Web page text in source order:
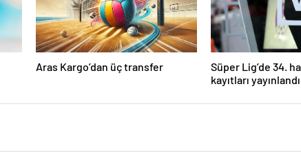
Aras Kargo’dan üç transfer
Süper Lig’de 34.
kayıtları yayınlandı